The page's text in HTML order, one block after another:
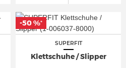
SUPERFIT
Klettschuhe / Slipper
-50 %*